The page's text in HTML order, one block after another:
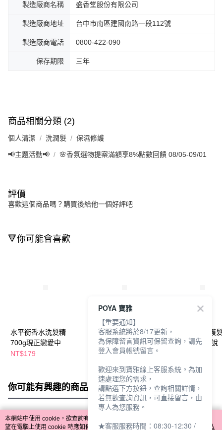
製造廠商名稱 盛香堂股份有限公司
製造廠商地址 台中市南區建國南路一段112號
製造廠商電話 0800-422-090
保存期限 三年
商品相關分類 (2)
個人清潔 洗潤髮 保濕修護
📢主題活動📢 🌸香氛選物提案滿額享8%點數回饋 08/05-09/01
評價
喜歡這個商品嗎？購買後給他一個好評吧
🔻你可能會喜歡
水平衡香水洗髮精
700g現正戀愛中
NT$179
水平衡香水潤護髮乳
700g浪漫小確幸
NT$179
水平衡香水潤護
700g曖昧不能說
你可能有興趣的商品 全站排行
熱門標籤
本網站中使用 cookie，欲查詢有關本網站使用 cookie 方式之詳情，及若您不希
望在電腦上使用 cookie 時應如何變更電腦的 cookie 設定，請參閱本網站「
隱私
POYA 寶雅
【重要通知】
客服系統將於8/17更新，
為保障留言資訊可保留查詢，請先
登入會員帳號留言。
歡迎來到寶雅線上客服系統。為加
速處理您的需求，
請點選下方按鈕，查詢相關詳情，
若無欲查詢資訊，可直接留言，由
專人為您服務。
★客服服務時間：08:30-12:30 /